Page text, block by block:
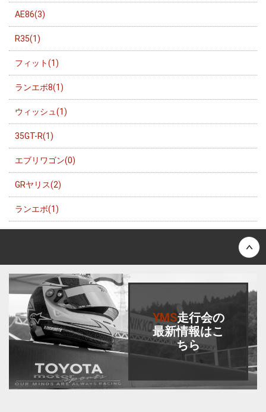
AE86(3)
R35(1)
フィット(1)
ランエボ8(1)
ウィッシュ(1)
35GT-R(1)
エブリワゴン(0)
GRヤリス(2)
ランエボ(1)
YMS走行会の
最新情報はこ
ちら